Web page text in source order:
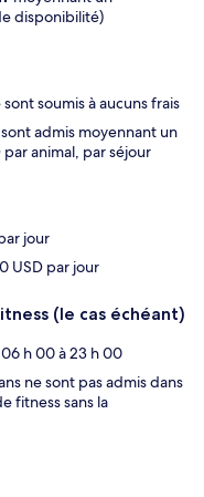
disponibilité)
soumis à aucuns frais
admis moyennant un
animal, par séjour
jour
USD par jour
(le cas échéant)
h 00 à 23 h 00
ne sont pas admis dans
fitness sans la